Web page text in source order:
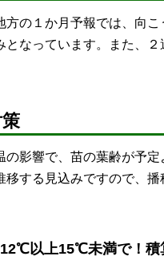
の１か月予報では、向
なっています。また、２
影響で、苗の葉齢が予
移する見込みですので、
12℃以上15℃未満で！